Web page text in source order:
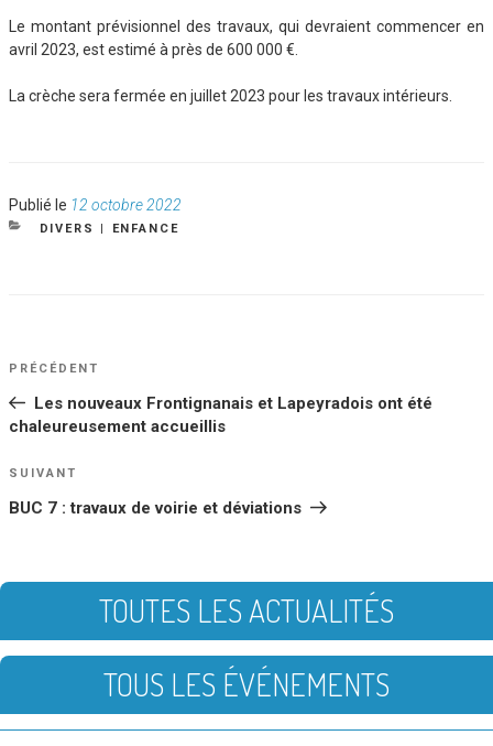
Le montant prévisionnel des travaux, qui devraient commencer en
avril 2023, est estimé à près de 600 000 €.
La crèche sera fermée en juillet 2023 pour les travaux intérieurs.
Publié le Publié
le
12 octobre 2022
CATÉGORIES
DIVERS | ENFANCE
NAVIGATION
DE
L’ARTICLE
Article
PRÉCÉDENT
Les nouveaux Frontignanais et Lapeyradois ont été
chaleureusement accueillis
Article
SUIVANT
BUC 7 : travaux de voirie et déviations
TOUTES LES ACTUALITÉS
TOUS LES ÉVÉNEMENTS